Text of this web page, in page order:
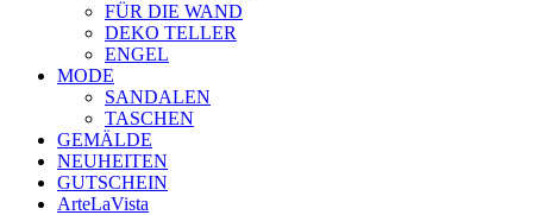
FÜR DIE WAND
DEKO TELLER
ENGEL
MODE
SANDALEN
TASCHEN
GEMÄLDE
NEUHEITEN
GUTSCHEIN
ArteLaVista